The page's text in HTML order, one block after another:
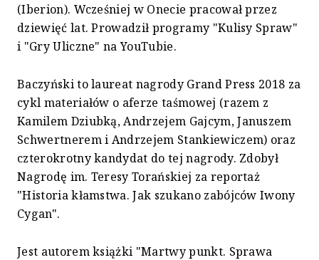
(Iberion). Wcześniej w Onecie pracował przez
dziewięć lat. Prowadził programy "Kulisy Spraw"
i "Gry Uliczne" na YouTubie.
Baczyński to laureat nagrody Grand Press 2018 za
cykl materiałów o aferze taśmowej (razem z
Kamilem Dziubką, Andrzejem Gajcym, Januszem
Schwertnerem i Andrzejem Stankiewiczem) oraz
czterokrotny kandydat do tej nagrody. Zdobył
Nagrodę im. Teresy Torańskiej za reportaż
"Historia kłamstwa. Jak szukano zabójców Iwony
Cygan".
Jest autorem książki "Martwy punkt. Sprawa